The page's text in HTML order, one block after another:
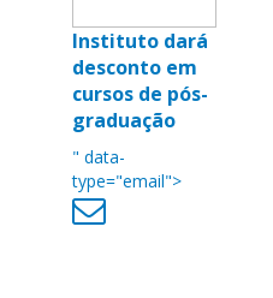
Instituto dará
desconto em
cursos de pós-
graduação
" data-
type="email">